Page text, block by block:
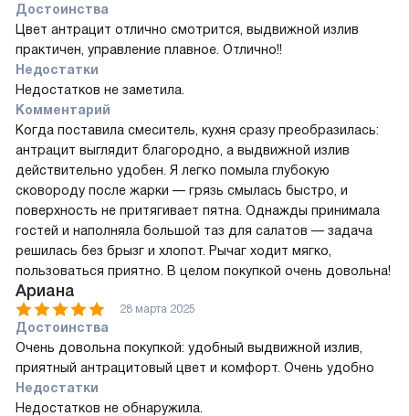
Достоинства
Цвет антрацит отлично смотрится, выдвижной излив
практичен, управление плавное. Отлично!!
Недостатки
Недостатков не заметила.
Комментарий
Когда поставила смеситель, кухня сразу преобразилась:
антрацит выглядит благородно, а выдвижной излив
действительно удобен. Я легко помыла глубокую
сковороду после жарки — грязь смылась быстро, и
поверхность не притягивает пятна. Однажды принимала
гостей и наполняла большой таз для салатов — задача
решилась без брызг и хлопот. Рычаг ходит мягко,
пользоваться приятно. В целом покупкой очень довольна!
Ариана
28 марта 2025
Достоинства
Очень довольна покупкой: удобный выдвижной излив,
приятный антрацитовый цвет и комфорт. Очень удобно
Недостатки
Недостатков не обнаружила.